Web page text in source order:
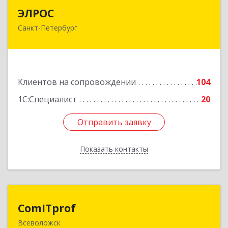
ЭЛРОС
Санкт-Петербург
Клиентов на сопровождении
104
1С:Специалист
20
Отправить заявку
Показать контакты
191024, Санкт-Петербург г, Тележная ул, дом №
Отправить заявку
Назад
ComITprof
Всеволожск
188643, Ленинградская обл, Всеволожский р-н,